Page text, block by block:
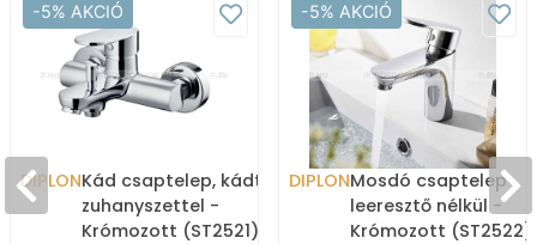
-5% AKCIÓ
DIPLONKád csaptelep, kádtöltő
zuhanyszettel -
Krómozott (ST2521)
-5% AKCIÓ
DIPLONMosdó csaptelep
leeresztő nélkül -
Krómozott (ST2522)